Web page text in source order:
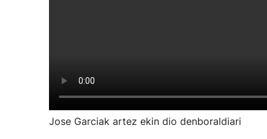
Jose Garciak artez ekin dio denboraldiari